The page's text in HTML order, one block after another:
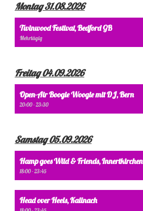
Montag 31.08.2026
Twinwood Festival, Bedford GB
Mehrtägig
Freitag 04.09.2026
Open-Air Boogie Woogie mit DJ, Bern
20:00 - 23:30
Samstag 05.09.2026
Hamp goes Wild & Friends, Innertkirchen
18:00 - 23:45
Head over Heels, Kallnach